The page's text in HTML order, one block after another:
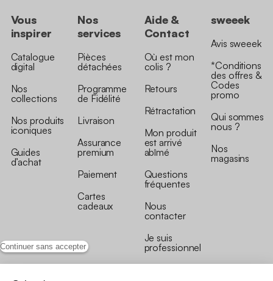
Continuer sans accepter
Vous
inspirer
Catalogue
digital
Nos
collections
Nos produits
iconiques
Guides
d’achat
Nos
services
Pièces
détachées
Programme
de Fidélité
Livraison
Assurance
premium
Paiement
Cartes
cadeaux
Aide &
Contact
Où est mon
colis ?
Retours
Rétractation
Mon produit
est arrivé
abîmé
Questions
fréquentes
Nous
contacter
Je suis
professionnel
sweeek
Avis sweeek
*Conditions
des offres &
Codes
promo
Qui sommes
nous ?
Nos
magasins